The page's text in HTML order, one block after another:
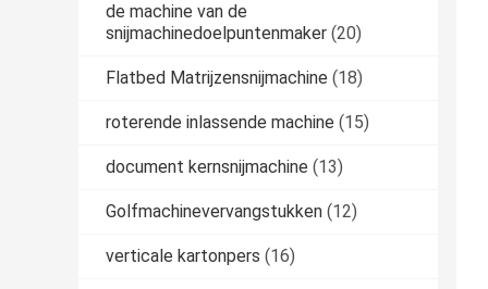
de machine van de
snijmachinedoelpuntenmaker (20)
Flatbed Matrijzensnijmachine (18)
roterende inlassende machine (15)
document kernsnijmachine (13)
Golfmachinevervangstukken (12)
verticale kartonpers (16)